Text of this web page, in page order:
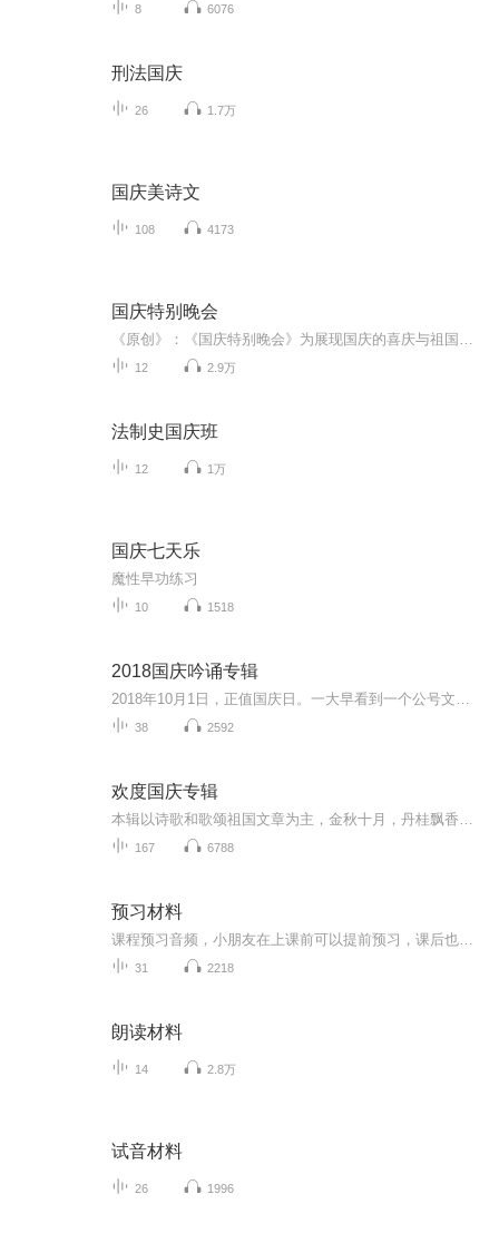
8 6076
刑法国庆
26 1.7万
国庆美诗文
108 4173
国庆特别晚会
12 2.9万
法制史国庆班
12 1万
国庆七天乐
魔性早功练习
10 1518
2018国庆吟诵专辑
38 2592
欢度国庆专辑
167 6788
预习材料
31 2218
朗读材料
14 2.8万
试音材料
26 1996